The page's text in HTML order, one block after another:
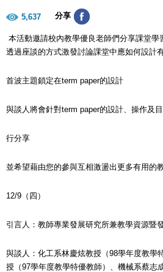
5,637 分享
本活動邀請校內教學優良老師們分享課堂學
透過座談的方式激發討論課堂中應如何設計
首波主題鎖定在term paper的設計
與談人將會針對term paper的設計、操作及
行分享
並希望藉由您的參與互相激盪出更多有用的
12/9（四）
引言人：教師專業發展研究所兼教學資源暨
與談人：化工系林慶炫教授（98學年度教學
授（97學年度教學特優教師）、機械系蔡志